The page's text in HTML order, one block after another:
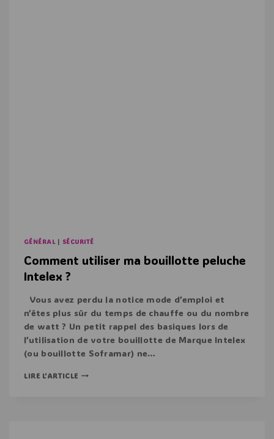
GÉNÉRAL| SÉCURITÉ
Comment utiliser ma bouillotte peluche
Intelex ?
Vous avez perdu la notice mode d’emploi et
n’êtes plus sûr du temps de chauffe ou du nombre
de watt ? Un petit rappel des basiques lors de
l’utilisation de votre bouillotte de Marque Intelex
(ou bouillotte Soframar) ne…
LIRE L'ARTICLE